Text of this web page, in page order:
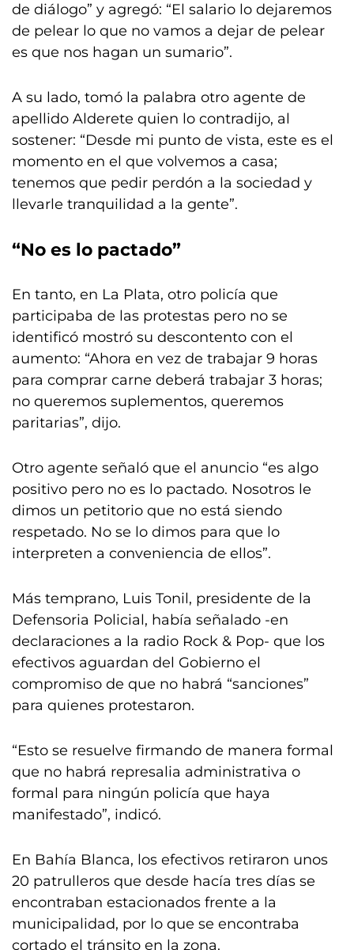
de diálogo” y agregó: “El salario lo dejaremos
de pelear lo que no vamos a dejar de pelear
es que nos hagan un sumario”.
A su lado, tomó la palabra otro agente de
apellido Alderete quien lo contradijo, al
sostener: “Desde mi punto de vista, este es el
momento en el que volvemos a casa;
tenemos que pedir perdón a la sociedad y
llevarle tranquilidad a la gente”.
“No es lo pactado”
En tanto, en La Plata, otro policía que
participaba de las protestas pero no se
identificó mostró su descontento con el
aumento: “Ahora en vez de trabajar 9 horas
para comprar carne deberá trabajar 3 horas;
no queremos suplementos, queremos
paritarias”, dijo.
Otro agente señaló que el anuncio “es algo
positivo pero no es lo pactado. Nosotros le
dimos un petitorio que no está siendo
respetado. No se lo dimos para que lo
interpreten a conveniencia de ellos”.
Más temprano, Luis Tonil, presidente de la
Defensoria Policial, había señalado -en
declaraciones a la radio Rock & Pop- que los
efectivos aguardan del Gobierno el
compromiso de que no habrá “sanciones”
para quienes protestaron.
“Esto se resuelve firmando de manera formal
que no habrá represalia administrativa o
formal para ningún policía que haya
manifestado”, indicó.
En Bahía Blanca, los efectivos retiraron unos
20 patrulleros que desde hacía tres días se
encontraban estacionados frente a la
municipalidad, por lo que se encontraba
cortado el tránsito en la zona.